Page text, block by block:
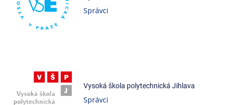
Správci
Vysoká škola polytechnická Jihlava
Správci